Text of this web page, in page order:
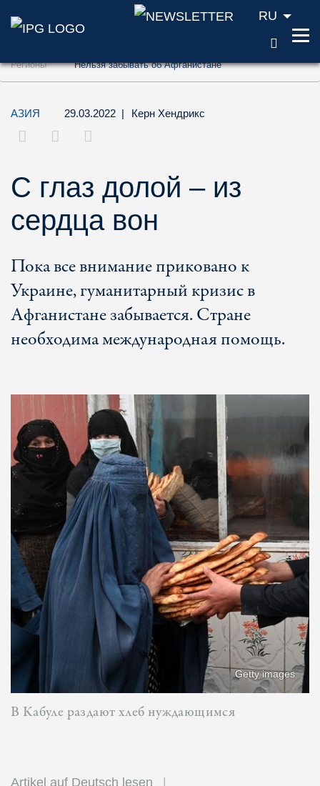
Перейти к содержанию (ключ доступа
Перейти к поиску (ключ доступа '2')
Перейти к навигации (ключ доступа '3')
RU
Регионы Нельзя забывать об Афганистане
АЗИЯ 29.03.2022 | Керн Хендрикс
С глаз долой – из
сердца вон
Пока все внимание приковано к
Украине, гуманитарный кризис в
Афганистане забывается. Стране
необходима международная помощь.
Getty images
В Кабуле раздают хлеб нуждающимся
Artikel auf Deutsch lesen